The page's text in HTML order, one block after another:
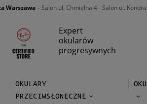
Warszawa– Salon ul. Chmielna 4 - Salon ul.
Expert
okularów
progresywnych
OKULARY
PRZECIWSŁONECZNE